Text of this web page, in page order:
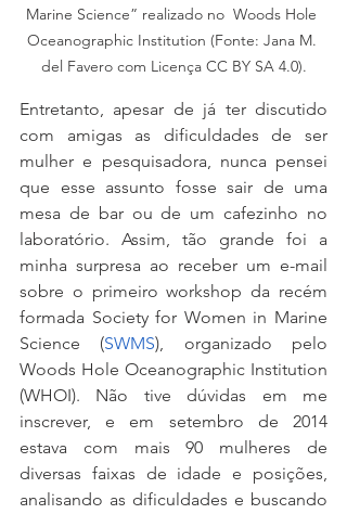
Marine Science” realizado no  Woods Hole
Oceanographic Institution (Fonte: Jana M.
del Favero com Licença CC BY SA 4.0).
Entretanto, apesar de já ter discutido
com amigas as dificuldades de ser
mulher e pesquisadora, nunca pensei
que esse assunto fosse sair de uma
mesa de bar ou de um cafezinho no
laboratório. Assim, tão grande foi a
minha surpresa ao receber um e-mail
sobre o primeiro workshop da recém
formada Society for Women in Marine
Science (SWMS), organizado pelo
Woods Hole Oceanographic Institution
(WHOI). Não tive dúvidas em me
inscrever, e em setembro de 2014
estava com mais 90 mulheres de
diversas faixas de idade e posições,
analisando as dificuldades e buscando